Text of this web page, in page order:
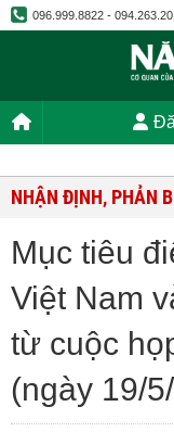
096.999.8822 -
NHẬN ĐỊNH, PHẢN
Mục tiêu
Việt Nam
từ cuộc
(ngày 19/